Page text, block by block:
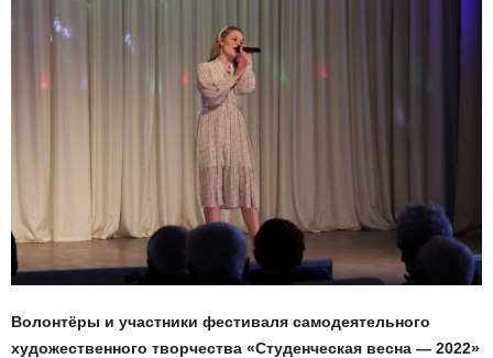
Волонтёры и участники фестиваля самодеятельного
художественного творчества «Студенческая весна — 2022»